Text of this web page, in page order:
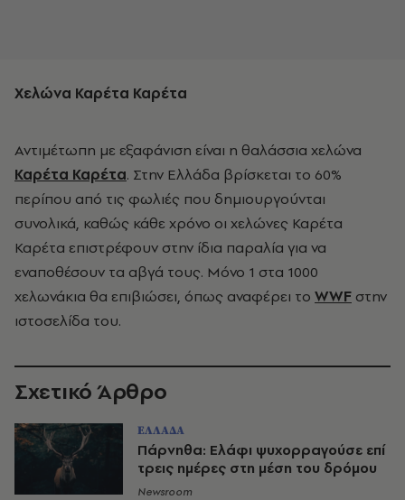
Χελώνα Καρέτα Καρέτα
Αντιμέτωπη με εξαφάνιση είναι η θαλάσσια χελώνα
Καρέτα Καρέτα. Στην Ελλάδα βρίσκεται το 60%
περίπου από τις φωλιές που δημιουργούνται
συνολικά, καθώς κάθε χρόνο οι χελώνες Καρέτα
Καρέτα επιστρέφουν στην ίδια παραλία για να
εναποθέσουν τα αβγά τους. Μόνο 1 στα 1000
χελωνάκια θα επιβιώσει, όπως αναφέρει το WWF στην
ιστοσελίδα του.
Σχετικό Άρθρο
ΕΛΛΑΔΑ
Πάρνηθα: Ελάφι ψυχορραγούσε επί
τρεις ημέρες στη μέση του δρόμου
Newsroom